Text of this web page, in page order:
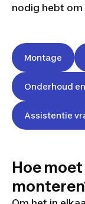
nodig hebt
Montage
Onderhoud
Assistentie
Hoe